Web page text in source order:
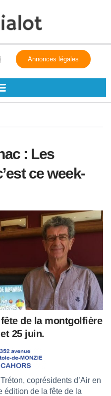
Annonces légales
: Les
ce week-
de la montgolfière
25 juin.
coprésidents d’Air en
édition de la fête de la